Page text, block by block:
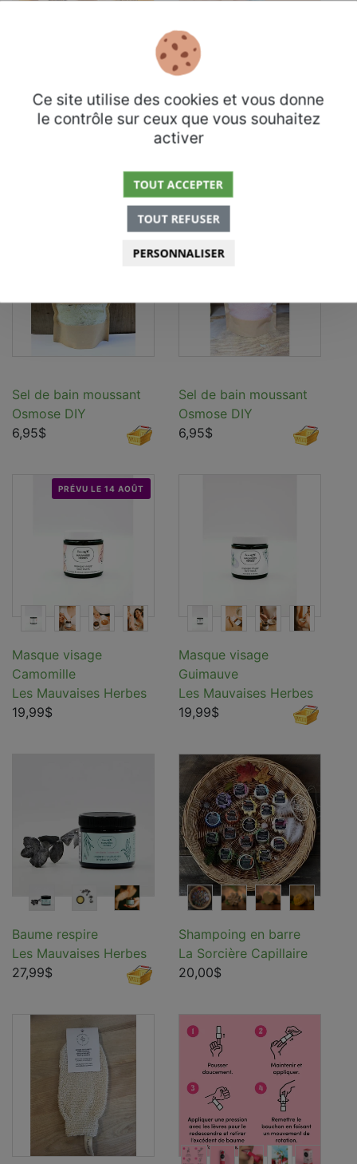
hydratant avec
enzymes de papaye et
Exfoliant corporel
hydratant
BKIND
38,00$
Sel de bain moussant
Osmose DIY
6,95$
Sel de bain moussant
Osmose DIY
6,95$
PRÉVU LE 14 AOÛT
Masque visage
Camomille
Les Mauvaises Herbes
19,99$
Masque visage
Guimauve
Les Mauvaises Herbes
19,99$
Baume respire
Les Mauvaises Herbes
27,99$
Shampoing en barre
La Sorcière Capillaire
20,00$
Ce site utilise des cookies et vous donne
le contrôle sur ceux que vous souhaitez
activer
TOUT ACCEPTER
TOUT REFUSER
PERSONNALISER